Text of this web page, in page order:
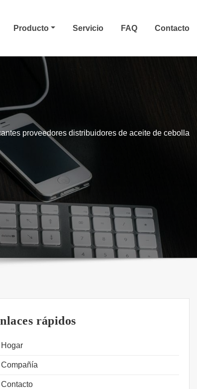
Producto Servicio FAQ Contacto
proveedores distribuidores de aceite de cebolla
rápidos
Hogar
Compañía
Contacto